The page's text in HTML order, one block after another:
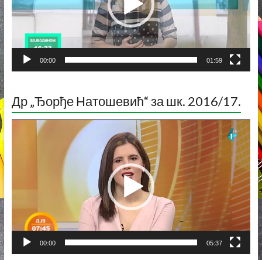
00:00 01:59
Др „Ђорђе Натошевић“ за шк. 2016/17.
Прегледач
видео
00:00 05:37